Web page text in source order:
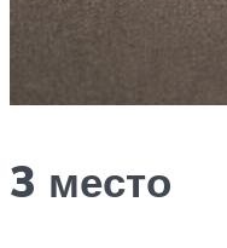
3 место